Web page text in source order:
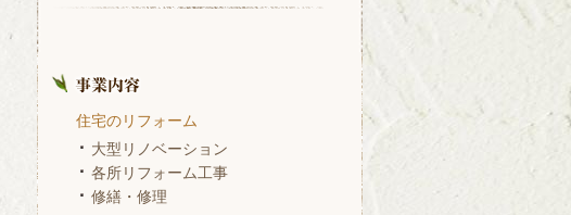
住宅のリフォーム
大型リノベーション
各所リフォーム工事
修繕・修理